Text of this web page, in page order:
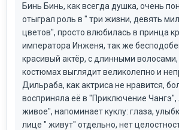
Бинь Бинь, как всегда душка, очень
отыграл роль в " три жизни, девять
цветов", просто влюбилась в принца
императора Инженя, так же
красивый актёр, с длинными волосами,
костюмах выглядит великолепно и
Дильраба, как актриса не нравится,
восприняла её в "Приключение Чангэ",
живое", напоминает куклу: глаза,
лице " живут" отдельно, нет